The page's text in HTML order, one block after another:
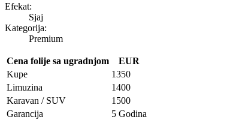
Efekat:
Sjaj
Kategorija:
Premium
Cena folije sa ugradnjom
EUR
Kupe
1350
Limuzina
1400
Karavan / SUV
1500
Garancija
5 Godina